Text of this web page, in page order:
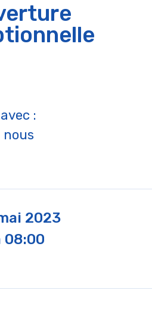
avec :
nous
2023
08:00